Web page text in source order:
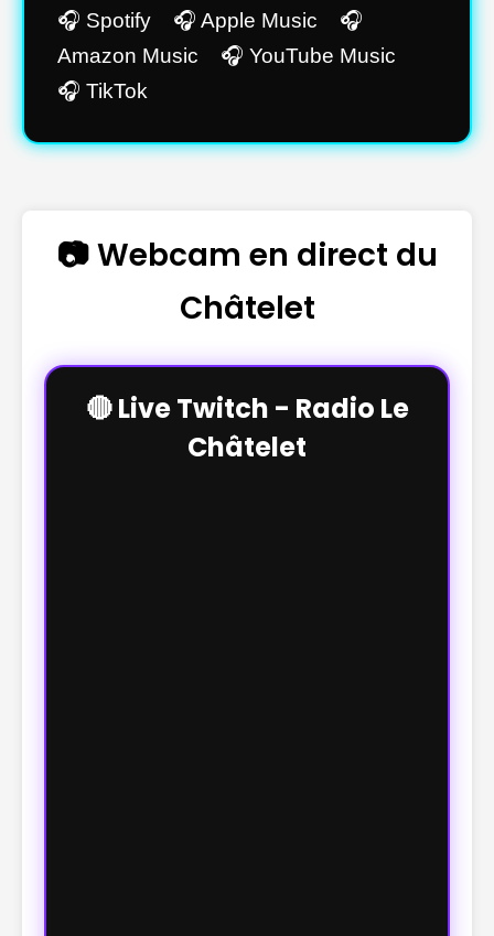
🎧 Spotify 🎧 Apple Music 🎧
Amazon Music 🎧 YouTube Music
🎧 TikTok
📷 Webcam en direct du
Châtelet
🔴 Live Twitch - Radio Le
Châtelet